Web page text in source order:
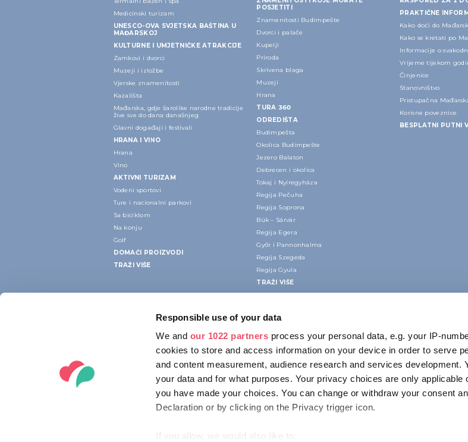
Responsible use of your data
We and our 1022 partners process your personal data, e.g. your IP-
cookies to store and access information on your device in order to serve
and content measurement, audience research and services development.
your data and for what purposes. Your privacy choices are only applicable
you have made your choices. You can change or withdraw your consent
Declaration or by clicking on the Privacy trigger icon.
If you allow, we would also like to:
Medicinski turizam
UNESCO-OVA SVJETSKA BAŠTINA U
MAĐARSKOJ
KULTURNE I UMJETNIČKE ATRAKCIJE
Zamkovi i dvorci
Muzeji i izložbe
Vjerske znamenitosti
Kazališta
Mađarska, gdje šarolike narodne tradicije
žive sve do dana današnjeg
Glavni događaji i festivali
HRANA I VINO
Hrana
Vino
AKTIVNI TURIZAM
Vodeni sportovi
Ture i nacionalni parkovi
Sa biciklom
Na konju
Golf
DOMAĆI PROIZVODI
TRAŽI VIŠE
POSJETITI
Znamenitosti Budimpešte
Dvorci i palače
Kupelji
Priroda
Skrivena blaga
Muzeji
Hrana
TURA 360
ODREDIŠTA
Budimpešta
Okolica Budimpešte
Jezero Balaton
Debrecen i okolica
Tokaj i Nyíregyháza
Regija Pečuha
Regija Soprona
Bük – Sárvár
Regija Egera
Győr i Pannonhalma
Regija Szegeda
Regija Gyula
TRAŽI VIŠE
PRAKTIČNE
Kako doći do
Kako se kretati po
Informacije o
Vrijeme tijekom
Činjenice
Stanovništvo
Pristupačna
Korisne poveznice
BESPLATNI PUTNI
KONTAKT
Alkotás utca 19